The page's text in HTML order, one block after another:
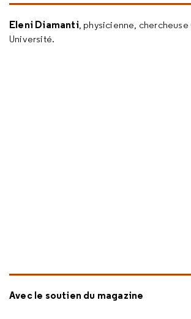
Eleni Diamanti, physicienne, chercheuse
Université.
Avec le soutien du magazine